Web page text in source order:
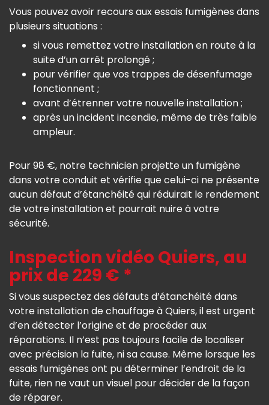
Vous pouvez avoir recours aux essais fumigènes dans
plusieurs situations :
si vous remettez votre installation en route à la
suite d’un arrêt prolongé ;
pour vérifier que vos trappes de désenfumage
fonctionnent ;
avant d’étrenner votre nouvelle installation ;
après un incident incendie, même de très faible
ampleur.
Pour 98 €, notre technicien projette un fumigène
dans votre conduit et vérifie que celui-ci ne présente
aucun défaut d’étanchéité qui réduirait le rendement
de votre installation et pourrait nuire à votre
sécurité.
Inspection vidéo Quiers, au
prix de 229 € *
Si vous suspectez des défauts d’étanchéité dans
votre installation de chauffage à Quiers, il est urgent
d’en détecter l’origine et de procéder aux
réparations. Il n’est pas toujours facile de localiser
avec précision la fuite, ni sa cause. Même lorsque les
essais fumigènes ont pu déterminer l’endroit de la
fuite, rien ne vaut un visuel pour décider de la façon
de réparer.